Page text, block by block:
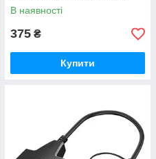
В наявності
375 ₴
Купити